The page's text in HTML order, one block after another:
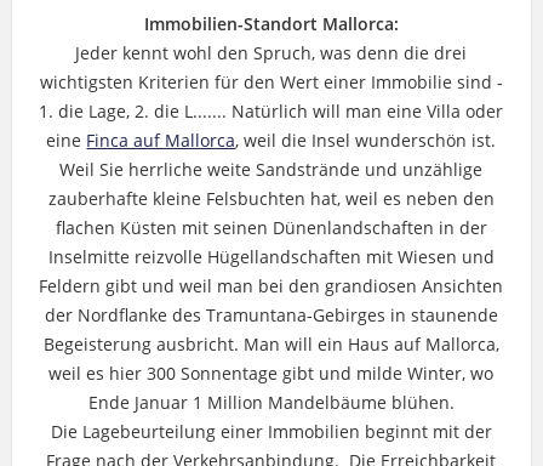
Immobilien-Standort Mallorca:
Jeder kennt wohl den Spruch, was denn die drei
wichtigsten Kriterien für den Wert einer Immobilie sind -
1. die Lage, 2. die L....... Natürlich will man eine Villa oder
eine Finca auf Mallorca, weil die Insel wunderschön ist.
Weil Sie herrliche weite Sandstrände und unzählige
zauberhafte kleine Felsbuchten hat, weil es neben den
flachen Küsten mit seinen Dünenlandschaften in der
Inselmitte reizvolle Hügellandschaften mit Wiesen und
Feldern gibt und weil man bei den grandiosen Ansichten
der Nordflanke des Tramuntana-Gebirges in staunende
Begeisterung ausbricht. Man will ein Haus auf Mallorca,
weil es hier 300 Sonnentage gibt und milde Winter, wo
Ende Januar 1 Million Mandelbäume blühen.
Die Lagebeurteilung einer Immobilien beginnt mit der
Frage nach der Verkehrsanbindung. Die Erreichbarkeit